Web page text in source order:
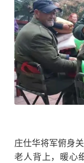
庄仕华将军俯身
老人背上，暖心